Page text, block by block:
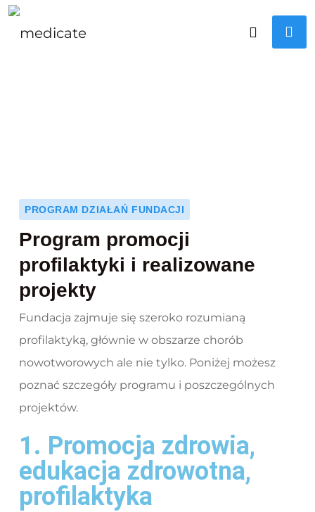
PROGRAM DZIAŁAŃ FUNDACJI
Program promocji
profilaktyki i realizowane
projekty
Fundacja zajmuje się szeroko rozumianą
profilaktyką, głównie w obszarze chorób
nowotworowych ale nie tylko. Poniżej możesz
poznać szczegóły programu i poszczególnych
projektów.
1. Promocja zdrowia,
edukacja zdrowotna,
profilaktyka